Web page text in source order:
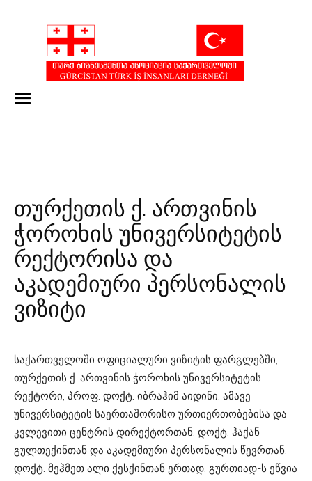
თურქეთის ქ. ართვინის
ჭოროხის უნივერსიტეტის
რექტორისა და
აკადემიური პერსონალის
ვიზიტი
საქართველოში ოფიციალური ვიზიტის ფარგლებში,
თურქეთის ქ. ართვინის ჭოროხის უნივერსიტეტის
რექტორი, პროფ. დოქტ. იბრაჰიმ აიდინი, ამავე
უნივერსიტეტის საერთაშორისო ურთიერთობებისა და
კვლევითი ცენტრის დირექტორთან, დოქტ. ჰაქან
გულთექინთან და აკადემიური პერსონალის წევრთან,
დოქტ. მეჰმეთ ალი ქესქინთან ერთად, გურთიად-ს ეწვია